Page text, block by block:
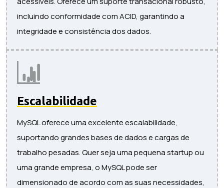
incluindo conformidade com ACID, garantindo a
integridade e consistência dos dados.
Escalabilidade
MySQL oferece uma excelente escalabilidade,
suportando grandes bases de dados e cargas de
trabalho pesadas. Quer seja uma pequena startup ou
uma grande empresa, o MySQL pode ser
dimensionado de acordo com as suas necessidades,